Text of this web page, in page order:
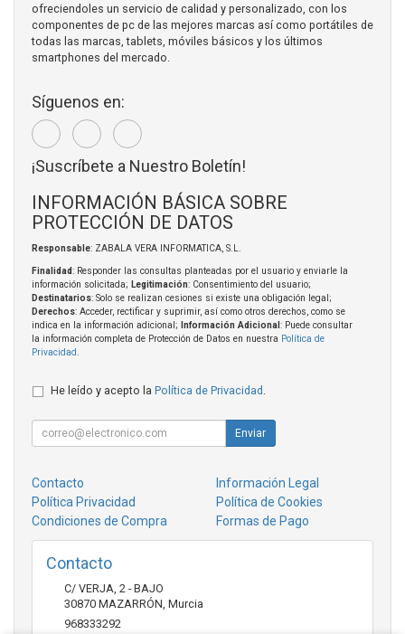
ofreciendoles un servicio de calidad y personalizado, con los
componentes de pc de las mejores marcas así como portátiles de
todas las marcas, tablets, móviles básicos y los últimos
smartphones del mercado.
Síguenos en:
¡Suscríbete a Nuestro Boletín!
INFORMACIÓN BÁSICA SOBRE
PROTECCIÓN DE DATOS
Responsable: ZABALA VERA INFORMATICA, S.L.
Finalidad: Responder las consultas planteadas por el usuario y enviarle la
información solicitada; Legitimación: Consentimiento del usuario;
Destinatarios: Solo se realizan cesiones si existe una obligación legal;
Derechos: Acceder, rectificar y suprimir, así como otros derechos, como se
indica en la información adicional;
Información Adicional : Puede consultar
la información completa de Protección de Datos en nuestra Política de
Privacidad
He leído y acepto la Política de Privacidad
Enviar
Contacto
Información Legal
Política Privacidad
Política de Cookies
Condiciones de Compra
Formas de Pago
Contacto
C/ VERJA, 2 - BAJO
30870 MAZARRÓN Murcia
968333292